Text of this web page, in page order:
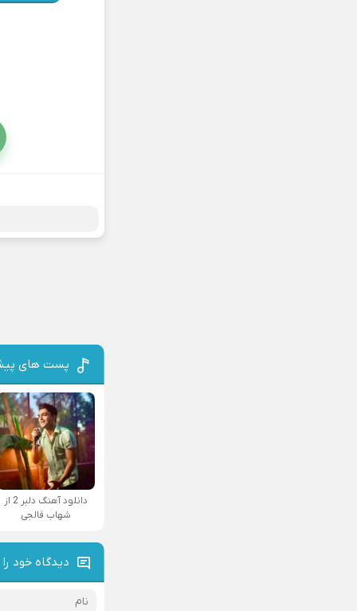
پست های
دانلود آهنگ دلبر 2 از
شهاب فالجی
دیدگاه خود